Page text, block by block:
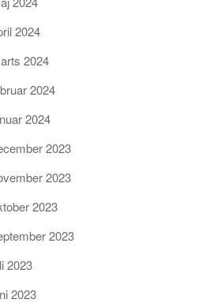
2024
2024
2024
2024
2023
2023
2023
2023
2023
2023